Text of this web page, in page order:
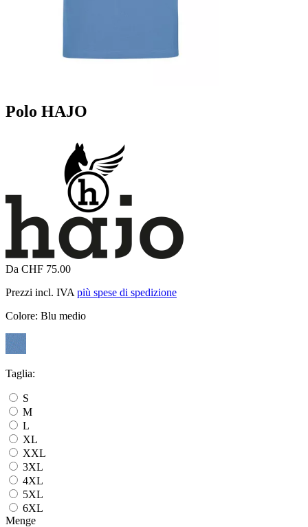
Polo HAJO
Da CHF 75.00
Prezzi incl. IVA più spese di spedizione
Colore: Blu medio
Taglia:
S
M
L
XL
XXL
3XL
4XL
5XL
6XL
Menge